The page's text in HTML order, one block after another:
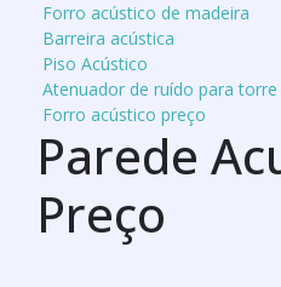
Forro acústico de madeira
Barreira acústica
Piso Acústico
Atenuador de ruído para
Forro acústico preço
Parede
Preço